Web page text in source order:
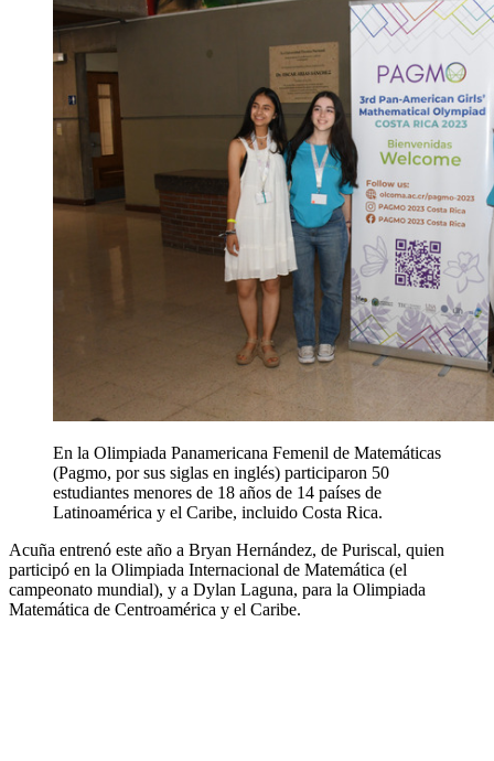
En la Olimpiada Panamericana Femenil de Matemáticas
(Pagmo, por sus siglas en inglés) participaron 50
estudiantes menores de 18 años de 14 países de
Latinoamérica y el Caribe, incluido Costa Rica.
Acuña entrenó este año a Bryan Hernández, de Puriscal, quien
participó en la Olimpiada Internacional de Matemática (el
campeonato mundial), y a Dylan Laguna, para la Olimpiada
Matemática de Centroamérica y el Caribe.